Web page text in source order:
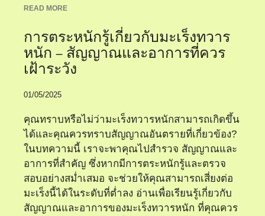
READ MORE
การตระหนักรู้เกี่ยวกับมะเร็งทวาร
หนัก – สัญญาณและอาการที่ควร
เฝ้าระวัง
01/05/2025
คุณทราบหรือไม่ว่ามะเร็งทวารหนักสามารถเกิดขึ้น
ได้และคุณควรทราบสัญญาณอันตรายที่เกี่ยวข้อง?
ในบทความนี้ เราจะพาคุณไปสำรวจ สัญญาณและ
อาการที่สำคัญ ซึ่งหากมีการตระหนักรู้และตรวจ
สอบอย่างสม่ำเสมอ จะช่วยให้คุณสามารถเสี่ยงต่อ
มะเร็งนี้ได้ในระดับที่ต่ำลง อ่านเพื่อเรียนรู้เกี่ยวกับ
สัญญาณและอาการของมะเร็งทวารหนัก ที่คุณควร